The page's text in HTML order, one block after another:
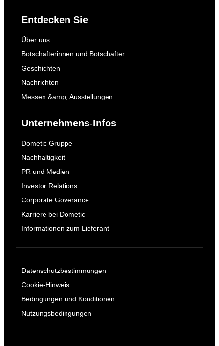
Entdecken Sie
Über uns
Botschafterinnen und Botschafter
Geschichten
Nachrichten
Messen &amp; Ausstellungen
Unternehmens-Infos
Dometic Gruppe
Nachhaltigkeit
PR und Medien
Investor Relations
Corporate Goverance
Karriere bei Dometic
Informationen zum Lieferant
Datenschutzbestimmungen
Cookie-Hinweis
Bedingungen und Konditionen
Nutzungsbedingungen